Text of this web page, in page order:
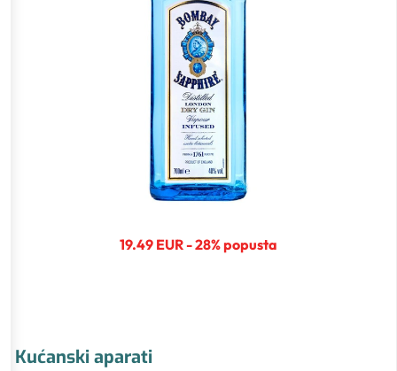
19.49 EUR - 28% popusta
Kućanski aparati